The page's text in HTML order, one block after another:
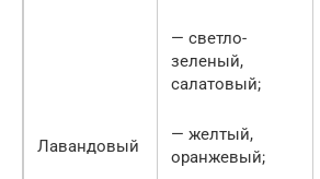
Лавандовый
— светло-
зеленый,
салатовый;
— желтый,
оранжевый;